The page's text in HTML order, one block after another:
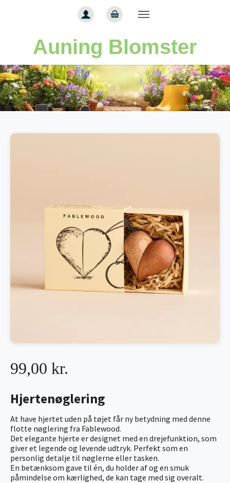
Auning Blomster
Hjertenøglering
At have hjertet uden på tøjet får ny betydning med denne
flotte nøglering fra Fablewood.
Det elegante hjerte er designet med en drejefunktion, som
giver et legende og levende udtryk. Perfekt som en
personlig detalje til nøglerne eller tasken.
En betænksom gave til én, du holder af og en smuk
påmindelse om kærlighed, de kan tage med sig overalt.
99,00 kr.